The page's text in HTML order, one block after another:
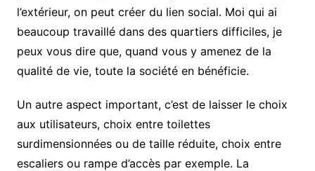
l’extérieur, on peut créer du lien social. Moi qui ai
beaucoup travaillé dans des quartiers difficiles, je
peux vous dire que, quand vous y amenez de la
qualité de vie, toute la société en bénéficie.
Un autre aspect important, c’est de laisser le choix
aux utilisateurs, choix entre toilettes
surdimensionnées ou de taille réduite, choix entre
escaliers ou rampe d’accès par exemple. La